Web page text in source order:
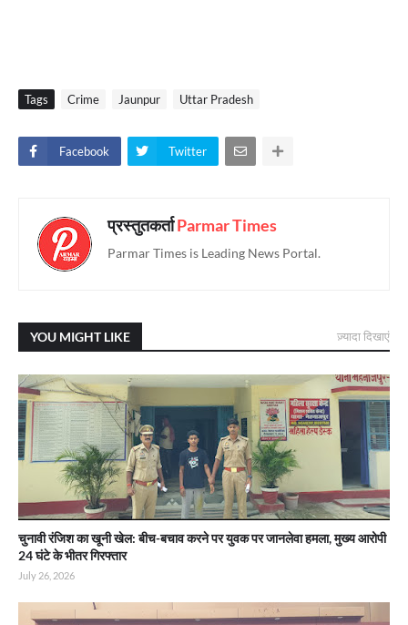
Tags Crime Jaunpur Uttar Pradesh
Facebook Twitter
प्रस्तुतकर्ताParmar Times
Parmar Times is Leading News Portal.
YOU MIGHT LIKE ज़्यादा दिखाएं
चुनावी रंजिश का खूनी खेल: बीच-बचाव करने पर युवक पर जानलेवा हमला, मुख्य आरोपी
24 घंटे के भीतर गिरफ्तार
July 26, 2026